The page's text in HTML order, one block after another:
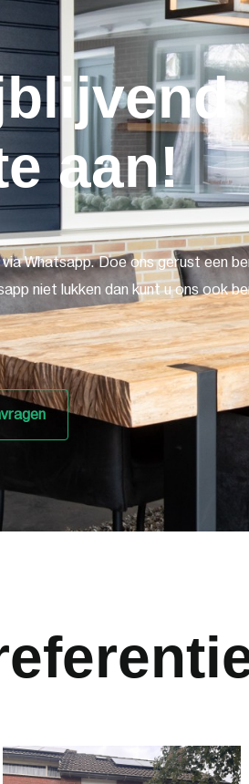
aan!
Whatsapp. Doe ons gerust een
niet lukken dan kunt u ons ook